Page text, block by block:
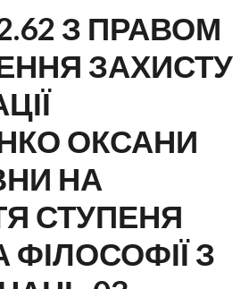
З ПРАВОМ
ЗАХИСТУ
ОКСАНИ
НА
СТУПЕНЯ
З